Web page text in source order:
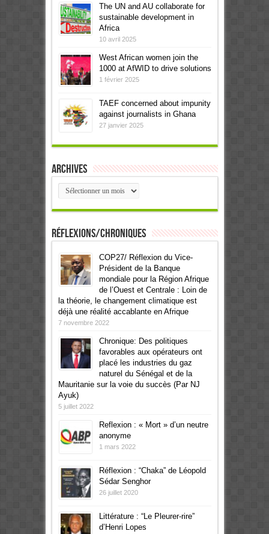
The UN and AU collaborate for
sustainable development in
Africa
10 avril 2025
West African women join the
1000 at AfWID to drive solutions
1 février 2025
TAEF concerned about impunity
against journalists in Ghana
27 janvier 2025
Archives
Archives
Réflexions/Chroniques
COP27/ Réflexion du Vice-
Président de la Banque
mondiale pour la Région Afrique
de l’Ouest et Centrale : Loin de
la théorie, le changement climatique est
déjà une réalité accablante en Afrique
7 novembre 2022
Chronique: Des politiques
favorables aux opérateurs ont
placé les industries du gaz
naturel du Sénégal et de la
Mauritanie sur la voie du succès (Par NJ
Ayuk)
5 juillet 2022
Reflexion : « Mort » d’un neutre
anonyme
1 mars 2022
Réflexion : “Chaka” de Léopold
Sédar Senghor
26 juillet 2020
Littérature : “Le Pleurer-rire”
d’Henri Lopes